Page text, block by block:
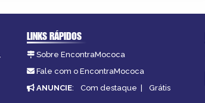
LINKS RÁPIDOS
Sobre EncontraMococa
Fale com o EncontraMococa
ANUNCIE: Com destaque | Grátis